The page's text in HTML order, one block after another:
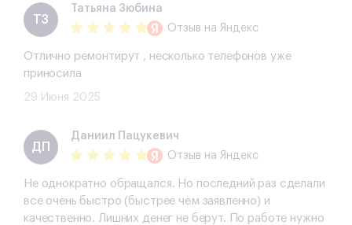
ТЗ
Татьяна Зюбина
Отзыв на Яндекс
Отлично ремонтирут , несколько телефонов уже
приносила
29 Июня 2025
ДП
Даниил Пацукевич
Отзыв на Яндекс
Не однократно обращался. Но последний раз сделали
все очень быстро (быстрее чем заявленно) и
качественно. Лишних денег не берут. По работе нужно